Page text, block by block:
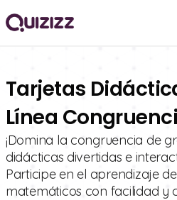
Tarjetas
Línea
¡Domina la congruencia de
didácticas divertidas e
Participe en el aprendizaje
matemáticos con facilidad y